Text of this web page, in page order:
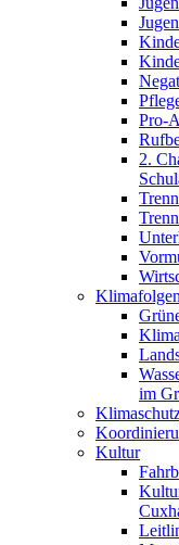
Pro-
2.
im
Kultur